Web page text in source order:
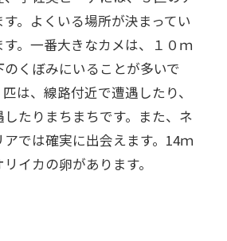
。よくいる場所が決まってい
。一番大きなカメは、１０ｍ
くぼみにいることが多いで
は、線路付近で遭遇したり、
たりまちまちです。また、ネ
では確実に出会えます。14ｍ
イカの卵があります。